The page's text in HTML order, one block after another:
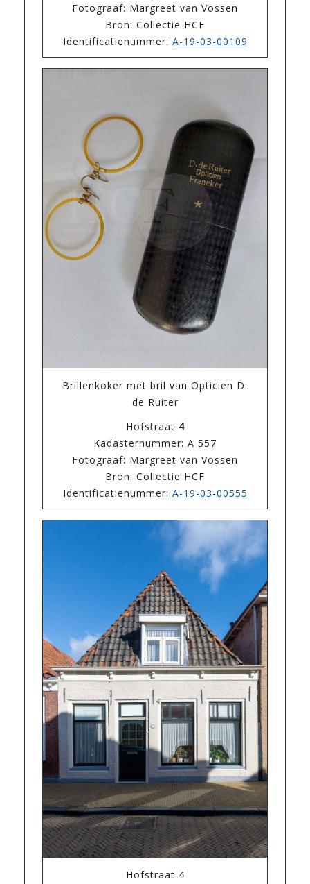
Fotograaf: Margreet van Vossen
Bron: Collectie HCF
Identificatienummer: A-19-03-00109
Brillenkoker met bril van Opticien D.
de Ruiter
Hofstraat 4
Kadasternummer: A 557
Fotograaf: Margreet van Vossen
Bron: Collectie HCF
Identificatienummer: A-19-03-00555
Hofstraat 4